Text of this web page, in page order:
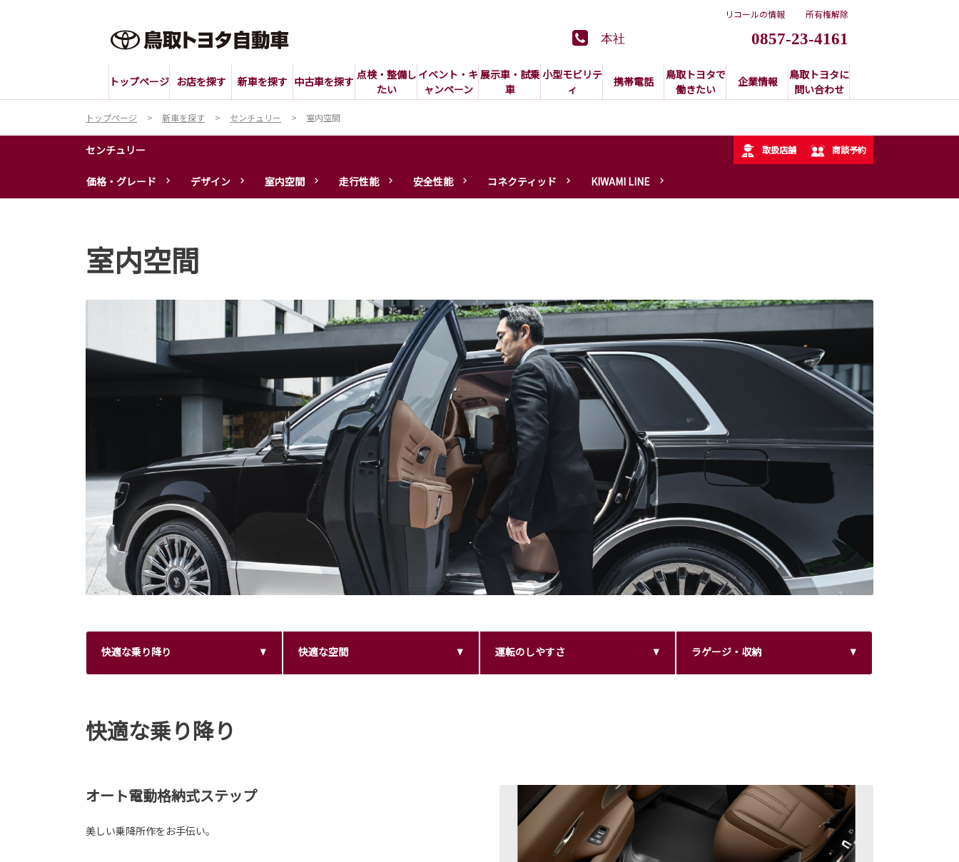
本社 0857-23-4161
トップページ お店を探す 新車を探す 中古車を探す 点検・整備し
たい
イベント・キ
ャンペーン
展示車・試乗
車
小型モビリテ
ィ
携帯電話
鳥取トヨタで
働きたい
企業情報
鳥取トヨタに
問い合わせ
リコールの情報 所有権解除
トップページ 新車を探す センチュリー 室内空間
センチュリー 取扱店舗 商談予約
価格・グレード デザイン 室内空間 走行性能 安全性能 コネクティッド KIWAMI LINE
室内空間
快適な乗り降り 快適な空間 運転のしやすさ ラゲージ・収納
快適な乗り降り
オート電動格納式ステップ
美しい乗降所作をお手伝い。